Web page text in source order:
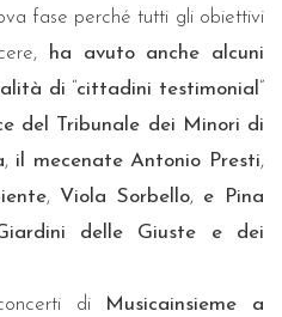
fase perché tutti gli obiettivi
ha avuto anche alcuni
di “cittadini testimonial ”
del Tribunale dei Minori di
, il mecenate Antonio Presti,
, Viola Sorbello, e Pina
delle Giuste e dei
di
Musicainsieme a